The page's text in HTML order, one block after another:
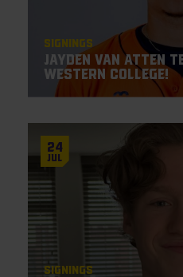
Signings
Jayden Van Atten
Western College!
24
Jul
Signings